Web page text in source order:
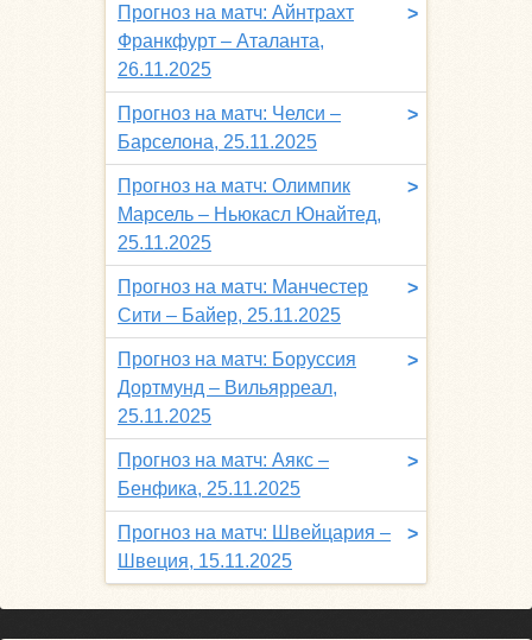
>
Прогноз на матч: Айнтрахт
Франкфурт – Аталанта,
26.11.2025
>
Прогноз на матч: Челси –
Барселона, 25.11.2025
>
Прогноз на матч: Олимпик
Марсель – Ньюкасл Юнайтед,
25.11.2025
>
Прогноз на матч: Манчестер
Сити – Байер, 25.11.2025
>
Прогноз на матч: Боруссия
Дортмунд – Вильярреал,
25.11.2025
>
Прогноз на матч: Аякс –
Бенфика, 25.11.2025
>
Прогноз на матч: Швейцария –
Швеция, 15.11.2025